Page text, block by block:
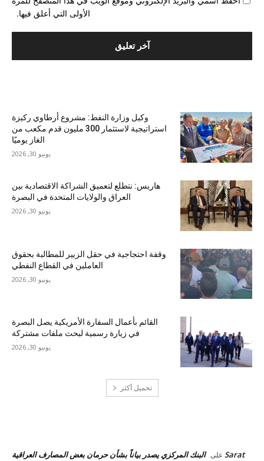
الأولى التي أعلق فيها.
وكيل وزارة النفط: مشروع أرطاوي ركيزة
استراتيجية لاستثمار 300 مليون قدم مكعب من
الغاز يوميًا
يونيو 30, 2026
هاريس: نتطلع لتعميق الشراكة الاقتصادية بين
العراق والولايات المتحدة في البصرة
يونيو 30, 2026
وقفة احتجاجية في حقل الزبير للمطالبة بحقوق
العاملين في القطاع النفطي
يونيو 30, 2026
القائم بأعمال السفارة الأمريكية يصل البصرة
في زيارة رسمية لبحث ملفات مشتركة
يونيو 30, 2026
تحميل أكثر
Sarat على البنك المركزي يصدر بياناً بشأن حرمان بعض المصارف العراقية